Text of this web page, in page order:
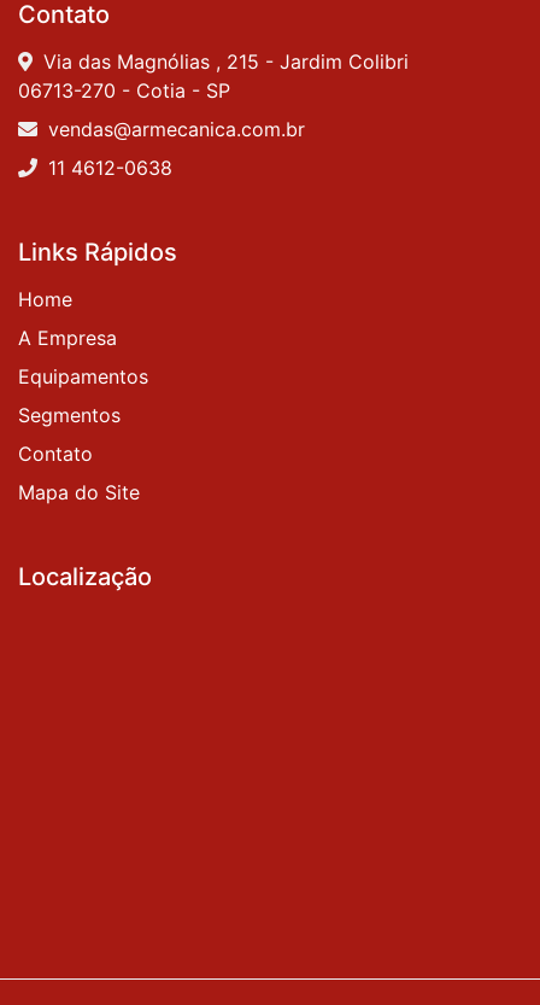
Contato
Via das Magnólias , 215 - Jardim Colibri
06713-270 - Cotia - SP
vendas@armecanica.com.br
11 4612-0638
Links Rápidos
Home
A Empresa
Equipamentos
Segmentos
Contato
Mapa do Site
Localização